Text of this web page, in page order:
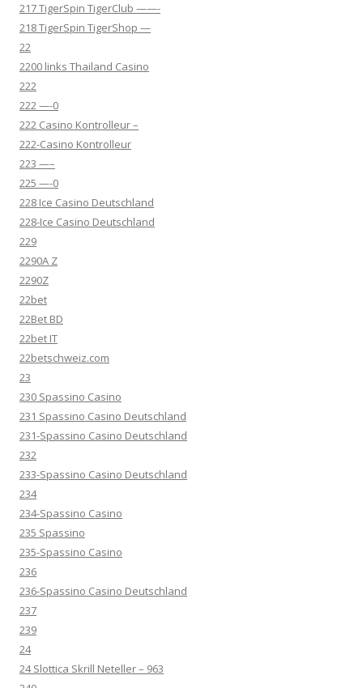
217 TigerSpin TigerClub ——-
218 TigerSpin TigerShop —
22
2200 links Thailand Casino
222
222 —-0
222 Casino Kontrolleur –
222-Casino Kontrolleur
223 —–
225 —-0
228 Ice Casino Deutschland
228-Ice Casino Deutschland
229
2290A Z
2290Z
22bet
22Bet BD
22bet IT
22betschweiz.com
23
230 Spassino Casino
231 Spassino Casino Deutschland
231-Spassino Casino Deutschland
232
233-Spassino Casino Deutschland
234
234-Spassino Casino
235 Spassino
235-Spassino Casino
236
236-Spassino Casino Deutschland
237
239
24
24 Slottica Skrill Neteller – 963